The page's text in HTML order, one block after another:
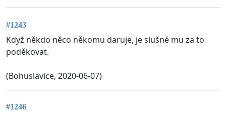
#1243
Když někdo něco někomu daruje, je slušné mu za to
poděkovat.
(Bohuslavice, 2020-06-07)
#1246